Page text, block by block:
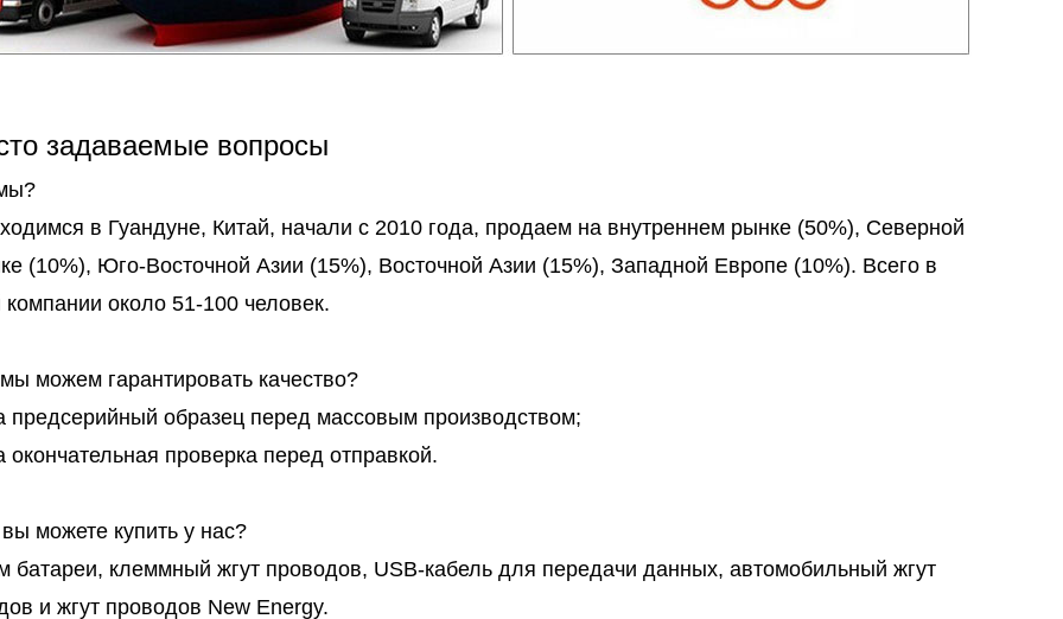
задаваемые вопросы
в Гуандуне, Китай, начали с 2010 года, продаем на внутреннем рынке (50%), Северной
(10%), Юго-Восточной Азии (15%), Восточной Азии (15%), Западной Европе (10%). Всего в
около 51-100 человек.
можем гарантировать качество?
предсерийный образец перед массовым производством;
окончательная проверка перед отправкой.
можете купить у нас?
батареи, клеммный жгут проводов, USB-кабель для передачи данных, автомобильный жгут
и жгут проводов New Energy.